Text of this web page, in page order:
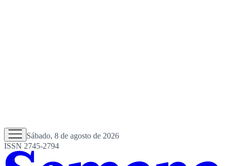
Sábado, 8 de agosto de 2026
ISSN 2745-2794